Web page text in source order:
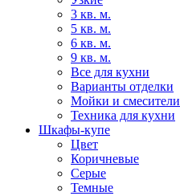
3 кв. м.
5 кв. м.
6 кв. м.
9 кв. м.
Все для кухни
Варианты отделки
Мойки и смесители
Техника для кухни
Шкафы-купе
Цвет
Коричневые
Серые
Темные